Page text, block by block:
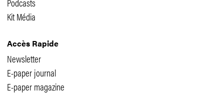
Kit Média
Accès Rapide
Newsletter
E-paper journal
E-paper magazine